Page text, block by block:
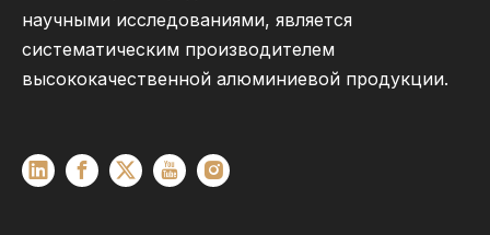
научными исследованиями, является
систематическим производителем
высококачественной алюминиевой продукции.